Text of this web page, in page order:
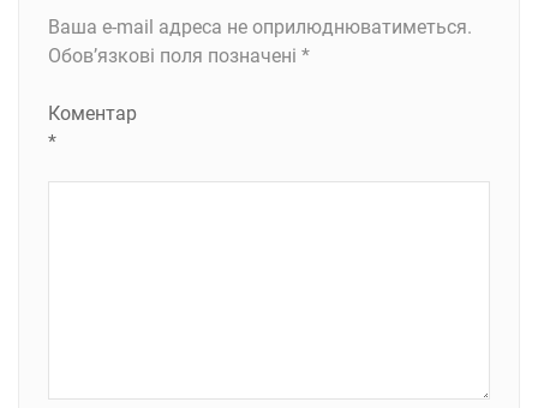
Ваша e-mail адреса не оприлюднюватиметься.
Обов’язкові поля позначені *
Коментар
*